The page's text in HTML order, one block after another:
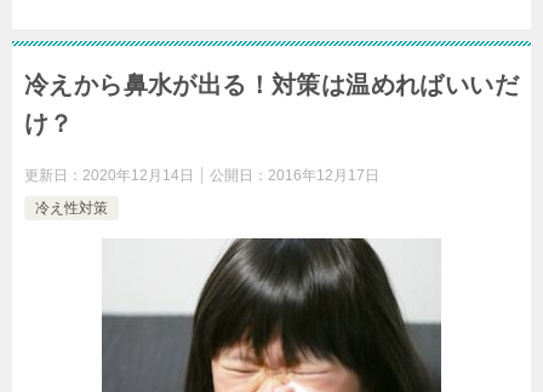
冷えから鼻水が出る！対策は温めればいいだ
け？
更新日： 2020年12月14日 公開日： 2016年12月17日
冷え性対策